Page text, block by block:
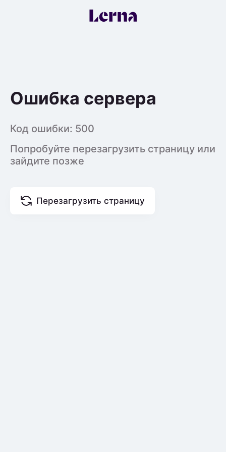
Ошибка сервера
Код ошибки: 500
Попробуйте перезагрузить страницу или
зайдите позже
Перезагрузить страницу